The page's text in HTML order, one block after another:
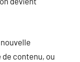
contenu, ou